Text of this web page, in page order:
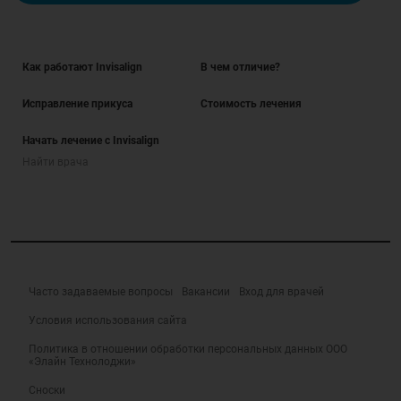
Как работают Invisalign В чем отличие?
Исправление прикуса Стоимость лечения
Начать лечение с Invisalign
Часто задаваемые вопросы Вакансии Вход для врачей
Условия использования сайта
Политика в отношении обработки персональных данных ООО
«Элайн Технолоджи»
Сноски